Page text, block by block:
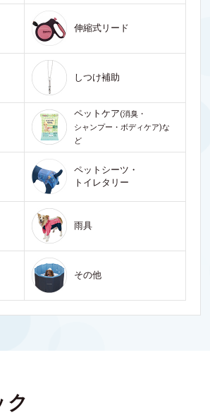
伸縮式リード
しつけ補助
ペットケア(消臭・
シャンプー・ボディケア)な
ど
ペットシーツ・
トイレタリー
雨具
その他